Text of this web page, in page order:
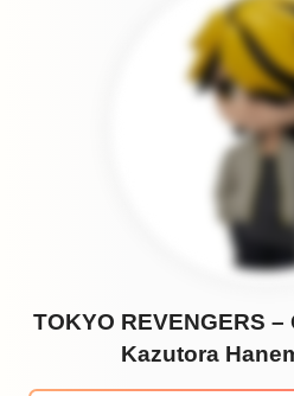
TOKYO REVENGERS
Kazutora